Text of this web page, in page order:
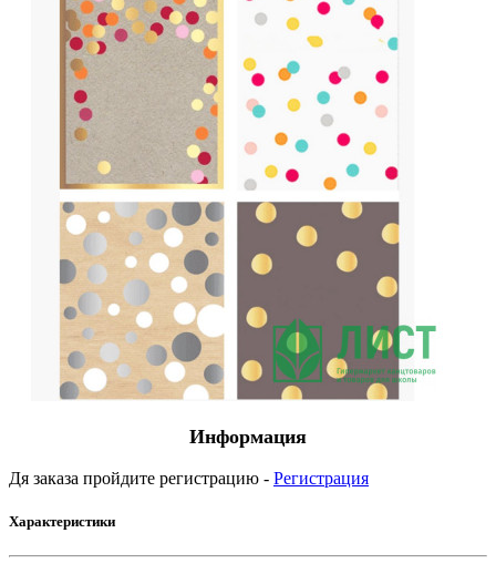
Информация
Дя заказа пройдите регистрацию - Регистрация
Характеристики